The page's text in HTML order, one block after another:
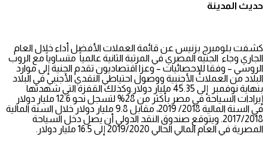
حديث المدينة
كشفت بلومبرج بزنيس عن قائمة العملات الأفضل أداء خلال العام
الجاري وجاء الجنيه المصري في المرتبة الثانية عالمياً متساوياً مع الروب
الروسي – وفقا للإحصائيات – وعزا اقتصاديون تقدم الجنية إلى موارد
البلاد من العملات الأجنبية ووصول احتياطي النقدي الأجنبي في البلاد
بنهاية نوفمبر إلى 45.35 مليار دولار.وكذلك القفزة التي شهدتها
إيرادات السياحة في مصر بأكثر من 28% لتسجل نحو 12.6 مليار دولار
في السنة المالية 2018/ 2019، مقابل 9.8 مليار دولار خلال السنة المالية
2017/2018. ويتوقع صندوق النقد الدولي أن يصل دخل السياحة
المصرية في العام المالي الحالي 2019/2020 إلى 16.5 مليار دولار.